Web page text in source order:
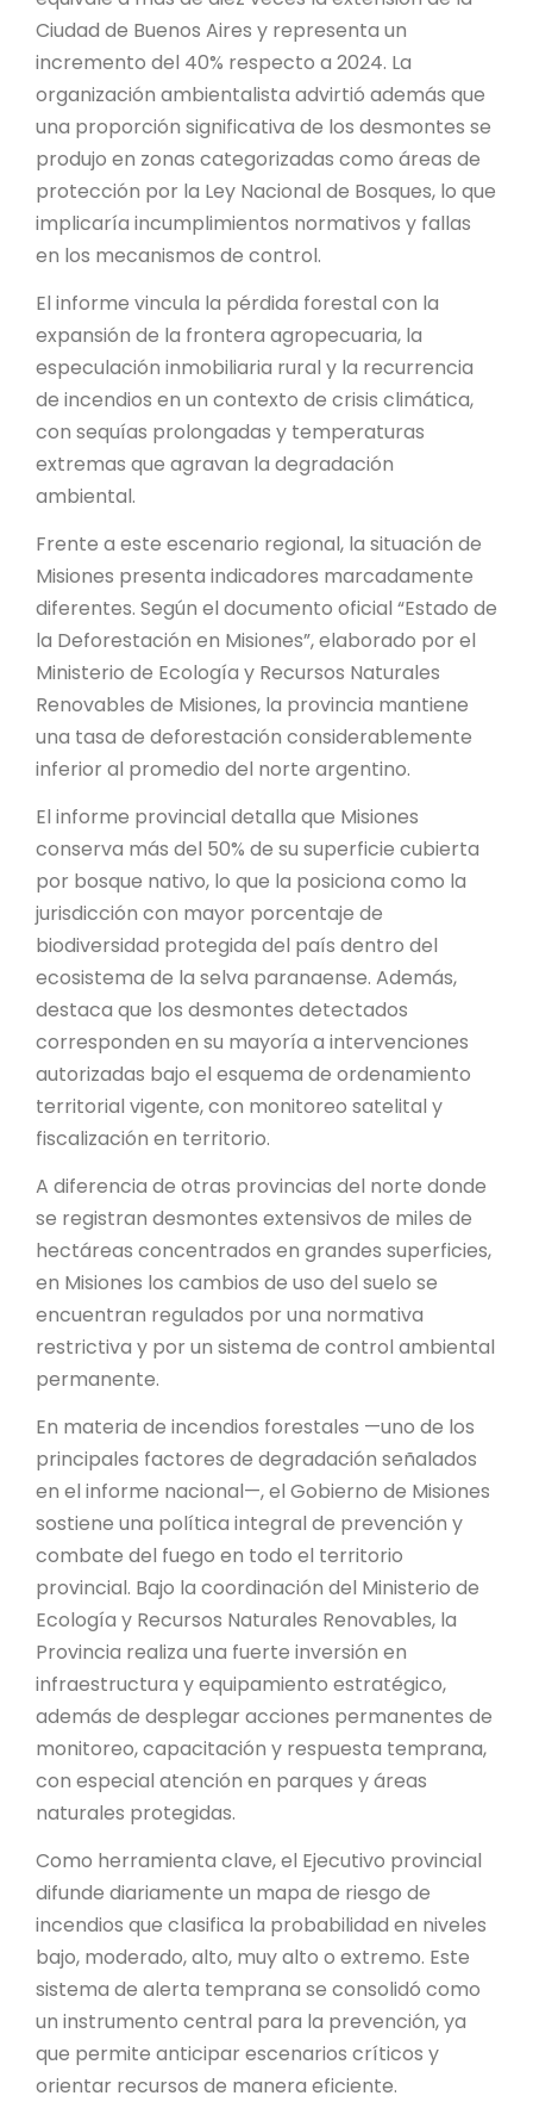
Ciudad de Buenos Aires y representa un
incremento del 40% respecto a 2024. La
organización ambientalista advirtió además que
una proporción significativa de los desmontes se
produjo en zonas categorizadas como áreas de
protección por la Ley Nacional de Bosques, lo que
implicaría incumplimientos normativos y fallas
en los mecanismos de control.
El informe vincula la pérdida forestal con la
expansión de la frontera agropecuaria, la
especulación inmobiliaria rural y la recurrencia
de incendios en un contexto de crisis climática,
con sequías prolongadas y temperaturas
extremas que agravan la degradación
ambiental.
Frente a este escenario regional, la situación de
Misiones presenta indicadores marcadamente
diferentes. Según el documento oficial “Estado de
la Deforestación en Misiones”, elaborado por el
Ministerio de Ecología y Recursos Naturales
Renovables de Misiones, la provincia mantiene
una tasa de deforestación considerablemente
inferior al promedio del norte argentino.
El informe provincial detalla que Misiones
conserva más del 50% de su superficie cubierta
por bosque nativo, lo que la posiciona como la
jurisdicción con mayor porcentaje de
biodiversidad protegida del país dentro del
ecosistema de la selva paranaense. Además,
destaca que los desmontes detectados
corresponden en su mayoría a intervenciones
autorizadas bajo el esquema de ordenamiento
territorial vigente, con monitoreo satelital y
fiscalización en territorio.
A diferencia de otras provincias del norte donde
se registran desmontes extensivos de miles de
hectáreas concentrados en grandes superficies,
en Misiones los cambios de uso del suelo se
encuentran regulados por una normativa
restrictiva y por un sistema de control ambiental
permanente.
En materia de incendios forestales —uno de los
principales factores de degradación señalados
en el informe nacional—, el Gobierno de Misiones
sostiene una política integral de prevención y
combate del fuego en todo el territorio
provincial. Bajo la coordinación del Ministerio de
Ecología y Recursos Naturales Renovables, la
Provincia realiza una fuerte inversión en
infraestructura y equipamiento estratégico,
además de desplegar acciones permanentes de
monitoreo, capacitación y respuesta temprana,
con especial atención en parques y áreas
naturales protegidas.
Como herramienta clave, el Ejecutivo provincial
difunde diariamente un mapa de riesgo de
incendios que clasifica la probabilidad en niveles
bajo, moderado, alto, muy alto o extremo. Este
sistema de alerta temprana se consolidó como
un instrumento central para la prevención, ya
que permite anticipar escenarios críticos y
orientar recursos de manera eficiente.